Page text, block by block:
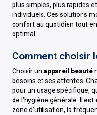
plus simples, plus rapides
individuels. Ces solutions
confort au quotidien tout
optimal.
Comment choisir
Choisir un appareil beauté
besoins et ses attentes.
pour un usage spécifique,
de l’hygiène générale. Il
zone d’utilisation, la